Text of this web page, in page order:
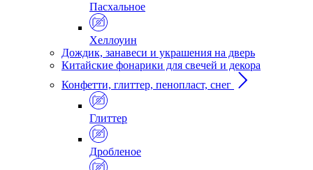
Пасхальное
Хеллоуин
Дождик, занавеси и украшения на дверь
Китайские фонарики для свечей и декора
Конфетти, глиттер, пенопласт, снег
Глиттер
Дробленое